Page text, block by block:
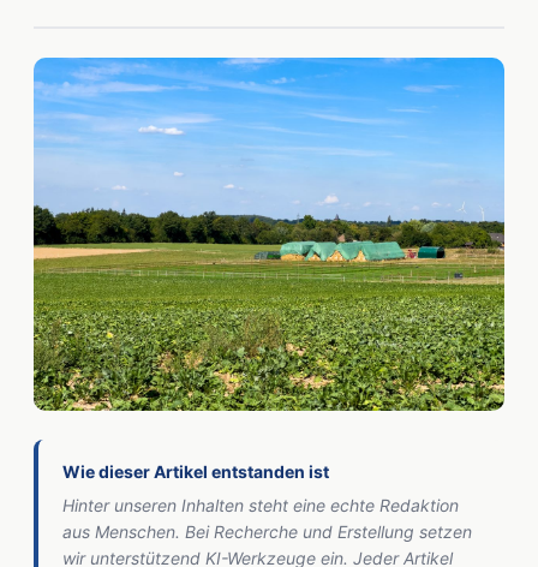
Wie dieser Artikel entstanden ist
Hinter unseren Inhalten steht eine echte Redaktion
aus Menschen. Bei Recherche und Erstellung setzen
wir unterstützend KI-Werkzeuge ein. Jeder Artikel